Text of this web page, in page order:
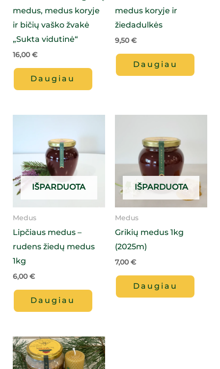
medus, medus koryje
ir bičių vaško žvakė
„Sukta vidutinė“
16,00€
Daugiau
medus koryje ir
žiedadulkės
9,50€
Daugiau
IŠPARDUOTA
Medus
Lipčiaus medus –
rudens žiedų medus
1kg
6,00€
Daugiau
IŠPARDUOTA
Medus
Grikių medus 1kg
(2025m)
7,00€
Daugiau